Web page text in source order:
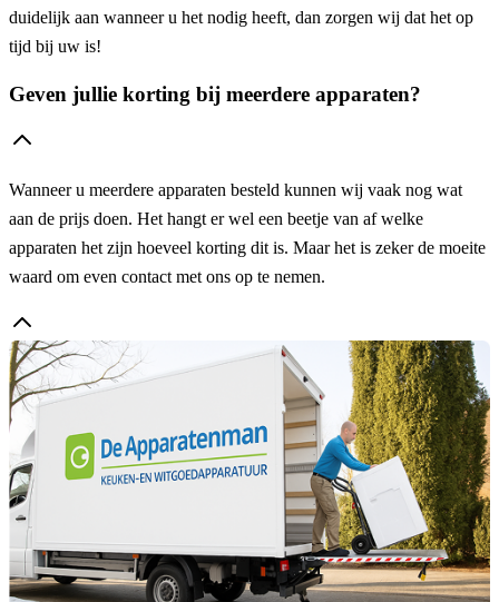
duidelijk aan wanneer u het nodig heeft, dan zorgen wij dat het op
tijd bij uw is!
Geven jullie korting bij meerdere apparaten?
Wanneer u meerdere apparaten besteld kunnen wij vaak nog wat
aan de prijs doen. Het hangt er wel een beetje van af welke
apparaten het zijn hoeveel korting dit is. Maar het is zeker de moeite
waard om even contact met ons op te nemen.